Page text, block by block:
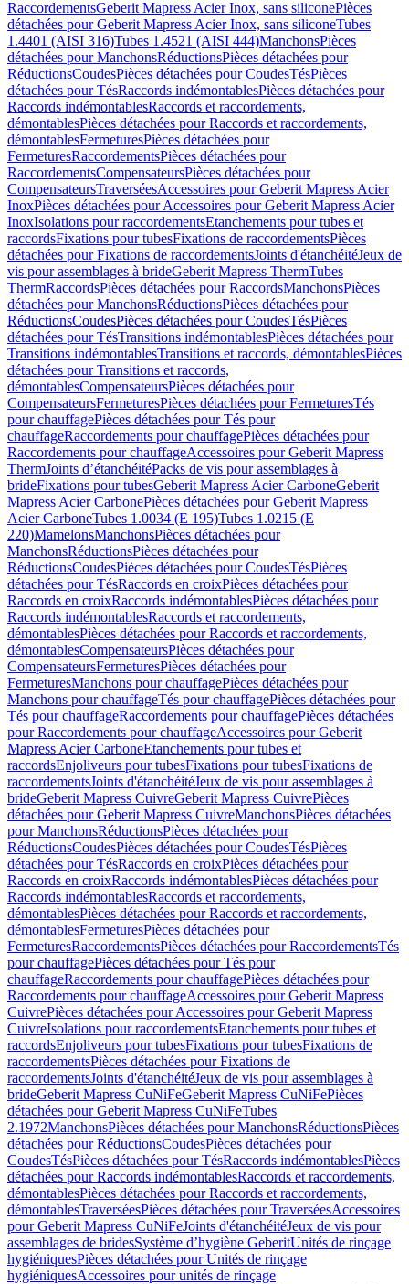
RaccordementsGeberit Mapress Acier Inox, sans siliconePièces
détachées pour Geberit Mapress Acier Inox, sans siliconeTubes
1.4401 (AISI 316)Tubes 1.4521 (AISI 444)ManchonsPièces
détachées pour ManchonsRéductionsPièces détachées pour
RéductionsCoudesPièces détachées pour CoudesTésPièces
détachées pour TésRaccords indémontablesPièces détachées pour
Raccords indémontablesRaccords et raccordements,
démontablesPièces détachées pour Raccords et raccordements,
démontablesFermeturesPièces détachées pour
FermeturesRaccordementsPièces détachées pour
RaccordementsCompensateursPièces détachées pour
CompensateursTraverséesAccessoires pour Geberit Mapress Acier
InoxPièces détachées pour Accessoires pour Geberit Mapress Acier
InoxIsolations pour raccordementsEtanchements pour tubes et
raccordsFixations pour tubesFixations de raccordementsPièces
détachées pour Fixations de raccordementsJoints d'étanchéitéJeux de
vis pour assemblages à brideGeberit Mapress ThermTubes
ThermRaccordsPièces détachées pour RaccordsManchonsPièces
détachées pour ManchonsRéductionsPièces détachées pour
RéductionsCoudesPièces détachées pour CoudesTésPièces
détachées pour TésTransitions indémontablesPièces détachées pour
Transitions indémontablesTransitions et raccords, démontablesPièces
détachées pour Transitions et raccords,
démontablesCompensateursPièces détachées pour
CompensateursFermeturesPièces détachées pour FermeturesTés
pour chauffagePièces détachées pour Tés pour
chauffageRaccordements pour chauffagePièces détachées pour
Raccordements pour chauffageAccessoires pour Geberit Mapress
ThermJoints d’étanchéitéPacks de vis pour assemblages à
brideFixations pour tubesGeberit Mapress Acier CarboneGeberit
Mapress Acier CarbonePièces détachées pour Geberit Mapress
Acier CarboneTubes 1.0034 (E 195)Tubes 1.0215 (E
220)MamelonsManchonsPièces détachées pour
ManchonsRéductionsPièces détachées pour
RéductionsCoudesPièces détachées pour CoudesTésPièces
détachées pour TésRaccords en croixPièces détachées pour
Raccords en croixRaccords indémontablesPièces détachées pour
Raccords indémontablesRaccords et raccordements,
démontablesPièces détachées pour Raccords et raccordements,
démontablesCompensateursPièces détachées pour
CompensateursFermeturesPièces détachées pour
FermeturesManchons pour chauffagePièces détachées pour
Manchons pour chauffageTés pour chauffagePièces détachées pour
Tés pour chauffageRaccordements pour chauffagePièces détachées
pour Raccordements pour chauffageAccessoires pour Geberit
Mapress Acier CarboneEtanchements pour tubes et
raccordsEnjoliveurs pour tubesFixations pour tubesFixations de
raccordementsJoints d'étanchéitéJeux de vis pour assemblages à
brideGeberit Mapress CuivreGeberit Mapress CuivrePièces
détachées pour Geberit Mapress CuivreManchonsPièces détachées
pour ManchonsRéductionsPièces détachées pour
RéductionsCoudesPièces détachées pour CoudesTésPièces
détachées pour TésRaccords en croixPièces détachées pour
Raccords en croixRaccords indémontablesPièces détachées pour
Raccords indémontablesRaccords et raccordements,
démontablesPièces détachées pour Raccords et raccordements,
démontablesFermeturesPièces détachées pour
FermeturesRaccordementsPièces détachées pour RaccordementsTés
pour chauffagePièces détachées pour Tés pour
chauffageRaccordements pour chauffagePièces détachées pour
Raccordements pour chauffageAccessoires pour Geberit Mapress
CuivrePièces détachées pour Accessoires pour Geberit Mapress
CuivreIsolations pour raccordementsEtanchements pour tubes et
raccordsEnjoliveurs pour tubesFixations pour tubesFixations de
raccordementsPièces détachées pour Fixations de
raccordementsJoints d'étanchéitéJeux de vis pour assemblages à
brideGeberit Mapress CuNiFeGeberit Mapress CuNiFePièces
détachées pour Geberit Mapress CuNiFeTubes
2.1972ManchonsPièces détachées pour ManchonsRéductionsPièces
détachées pour RéductionsCoudesPièces détachées pour
CoudesTésPièces détachées pour TésRaccords indémontablesPièces
détachées pour Raccords indémontablesRaccords et raccordements,
démontablesPièces détachées pour Raccords et raccordements,
démontablesTraverséesPièces détachées pour TraverséesAccessoires
pour Geberit Mapress CuNiFeJoints d'étanchéitéJeux de vis pour
assemblages de bridesSystème d’hygiène GeberitUnités de rinçage
hygiéniquesPièces détachées pour Unités de rinçage
hygiéniquesAccessoires pour unités de rinçage